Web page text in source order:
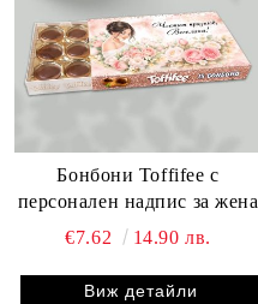
Бонбони Toffifee с
персонален надпис за жена
€7.62
14.90 лв.
Виж детайли